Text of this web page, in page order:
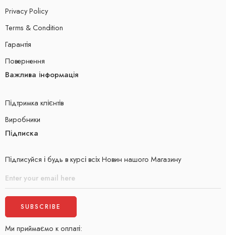
Privacy Policy
Terms & Condition
Гарантія
Повернення
Важлива інформація
Підтримка клієнтів
Виробники
Підписка
Підписуйся і будь в курсі всіх Новин нашого Магазину
Ми приймаємо к оплаті: